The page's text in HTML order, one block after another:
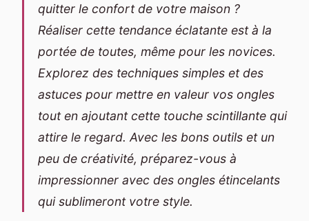
quitter le confort de votre maison ?
Réaliser cette tendance éclatante est à la
portée de toutes, même pour les novices.
Explorez des techniques simples et des
astuces pour mettre en valeur vos ongles
tout en ajoutant cette touche scintillante qui
attire le regard. Avec les bons outils et un
peu de créativité, préparez-vous à
impressionner avec des ongles étincelants
qui sublimeront votre style.